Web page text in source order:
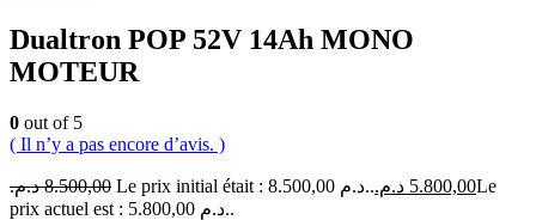
Dualtron POP 52V 14Ah MONO
MOTEUR
0 out of 5
( Il n’y a pas encore d’avis. )
8.500,00 د.م. Le prix initial était : 8.500,00 د.م.. 5.800,00 د.م.
Le
prix actuel est : 5.800,00 د.م..